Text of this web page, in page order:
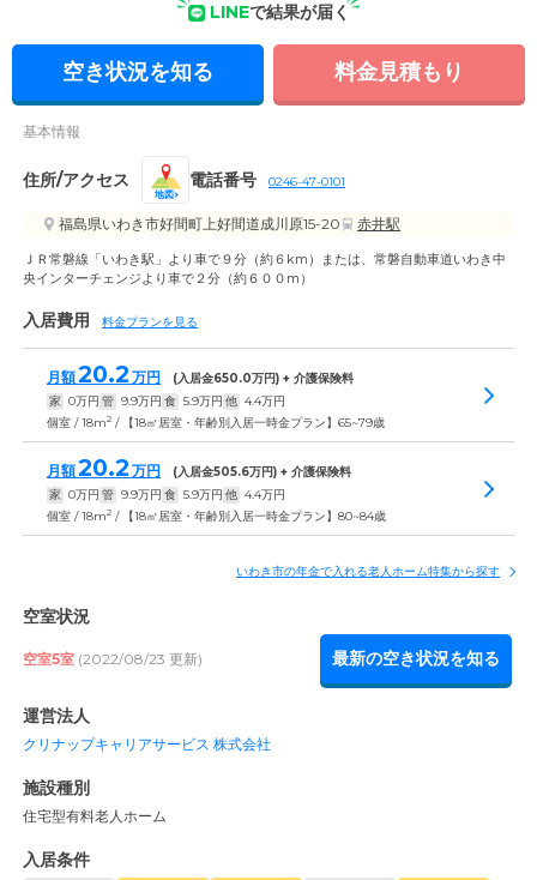
外観: いわき市好間町の介護付き有料老人ホーム。介護スタッ
フが24時間常駐しており、必要に応じて介助を行っています。
LINEで結果が届く
空き状況を知る 料金見積もり
基本情報
住所/アクセス
地図
電話番号 0246-47-0101
福島県いわき市好間町上好間道成川原15-20 赤井駅
ＪＲ常磐線「いわき駅」より車で９分（約６km）または、常磐自動車道いわき中
央インターチェンジより車で２分（約６００m）
入居費用 料金プランを見る
月額20.2 万円 (入居金650.0万円) + 介護保険料
家 0万円 管 9.9万円 食 5.9万円 他 4.4万円
個室 / 18m2 / 【18㎡居室・年齢別入居一時金プラン】65~79歳
月額20.2 万円 (入居金505.6万円) + 介護保険料
家 0万円 管 9.9万円 食 5.9万円 他 4.4万円
個室 / 18m2 / 【18㎡居室・年齢別入居一時金プラン】80~84歳
いわき市の年金で入れる老人ホーム特集から探す
空室状況
空室5室 (2022/08/23 更新) 最新の空き状況を知る
運営法人
クリナップキャリアサービス 株式会社
施設種別
住宅型有料老人ホーム
入居条件